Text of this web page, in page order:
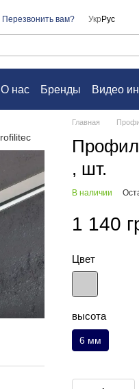
Перезвонить вам? Укр Рус
О нас Бренды Видео
Главная
, шт.
В наличии
1 140
Цвет
высота
6 мм